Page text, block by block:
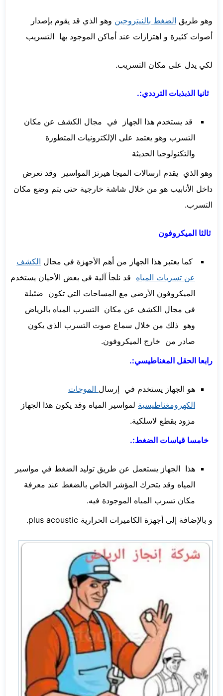
وهو طريق الضغط بالنيتروجين وهو الذي قد يقوم بإصدار
أصوات كثيرة و اهتزازات عند أماكن الموجود بها التسريب
لكي يدل على مكان التسريب.
ثانيا الذبذبات الترددي:.
قد يستخدم هذا الجهاز في مجال الكشف عن مكان
التسرب وهو يعتمد على الإلكترونيات المتطورة
والتكنولوجيا الحديثة
وهو الذي يقدم ارسالات الميجا هيرتز المواسير وقد تعرض
داخل الأنابيب هو من خلال شاشة خارجية حتى يتم وضع مكان
التسرب.
ثالثا الميكروفون
كما يعتبر هذا الجهاز من أهم الأجهزة في مجال الكشف
عن تسربات المياه قد نلجأ آلية في بعض الأحيان يستخدم
الميكروفون الأرضي مع المساحات التي تكون ضئيلة
في مجال الكشف عن مكان التسرب المياه بالرياض
وهو ذلك من خلال سماع صوت التسرب الذي يكون
صادر من خارج الميكروفون.
رابعا الحقل المغناطيسي:.
هو الجهاز يستخدم في إرسال الموجات
الكهرومغناطيسية لمواسير المياه وقد يكون هذا الجهاز
مزود بقطع لاسلكية.
خامسا قياسات الضغط:.
هذا الجهاز يستعمل عن طريق توليد الضغط في مواسير
المياه وقد يتحرك المؤشر الخاص بالضغط عند معرفة
مكان تسرب المياه الموجودة فيه.
و بالإضافة إلى أجهزة الكاميرات الحرارية plus acoustic.